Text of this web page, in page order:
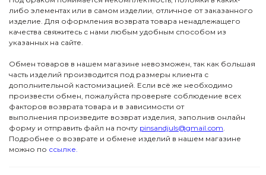
либо элементах или в самом изделии, отличное от заказанного
изделие. Для оформления возврата товара ненадлежащего
качества свяжитесь с нами любым удобным способом из
указанных на сайте.
Обмен товаров в нашем магазине невозможен, так как большая
часть изделий производится под размеры клиента с
дополнительной кастомизацией. Если всё же необходимо
произвести обмен, пожалуйста проверьте соблюдение всех
факторов возврата товара и в зависимости от
выполнения произведите возврат изделия, заполнив онлайн
форму и отправить файл на почту pinsandjuls@gmail.com.
Подробнее о возврате и обмене изделий в нашем магазине
можно по ссылке.
ДЖУЛСЫ
Серьги
Детям
Футболки
ПОДПИСКА
Вас ждут специальные акции, ранний доступ к
новинкам и стильные подборки
Я даю согласие на обработку данных
→